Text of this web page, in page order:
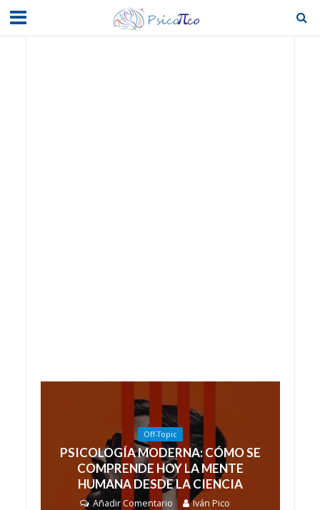
Off-Topic
PSICOLOGÍA MODERNA: CÓMO SE
COMPRENDE HOY LA MENTE
HUMANA DESDE LA CIENCIA
Añadir Comentario Iván Pico